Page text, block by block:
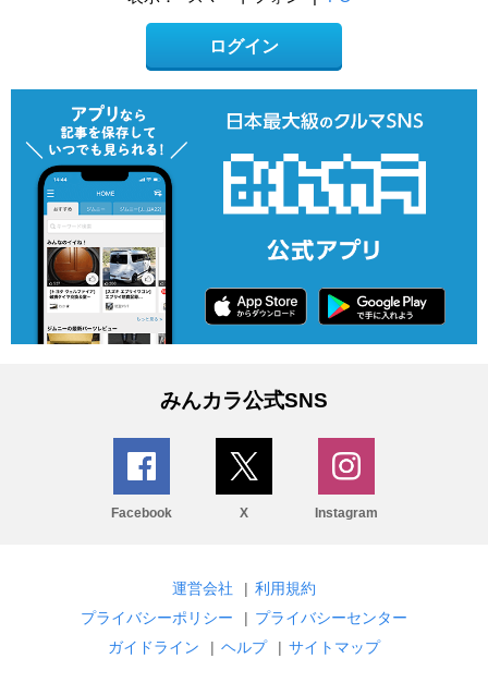
ログイン
みんカラ公式SNS
Facebook X Instagram
運営会社 | 利用規約
プライバシーポリシー
| プライバシーセンター
ガイドライン
| ヘルプ | サイトマップ